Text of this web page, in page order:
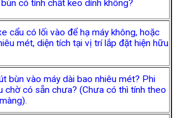
có tính chất keo dính không?
cẩu có lối vào để hạ máy không, hoặc
mét, diện tích tại vị trí lắp đặt hiện hữu
bùn vào máy dài bao nhiêu mét? Phi
chờ có sẵn chưa? (Chưa có thì tính theo